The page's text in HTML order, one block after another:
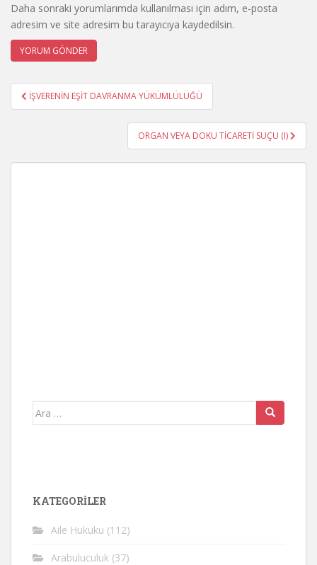
Daha sonraki yorumlarımda kullanılması için adım, e-posta
adresim ve site adresim bu tarayıcıya kaydedilsin.
Yazı
gezinmesi
İŞVERENİN EŞİT DAVRANMA YÜKÜMLÜLÜĞÜ
ORGAN VEYA DOKU TİCARETİ SUÇU (I)
Arama
KATEGORİLER
Aile Hukuku (112)
Arabuluculuk (37)